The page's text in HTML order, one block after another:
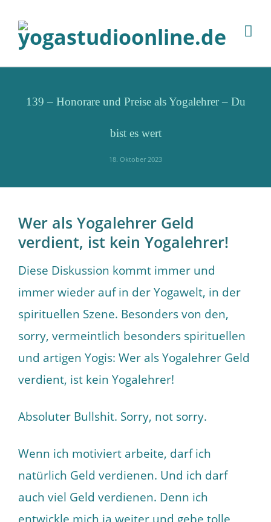
139 – Honorare und Preise als Yogalehrer – Du
bist es wert
18. Oktober 2023
Wer als Yogalehrer Geld
verdient, ist kein Yogalehrer!
Diese Diskussion kommt immer und
immer wieder auf in der Yogawelt, in der
spirituellen Szene. Besonders von den,
sorry, vermeintlich besonders spirituellen
und artigen Yogis: Wer als Yogalehrer Geld
verdient, ist kein Yogalehrer!
Absoluter Bullshit. Sorry, not sorry.
Wenn ich motiviert arbeite, darf ich
natürlich Geld verdienen. Und ich darf
auch viel Geld verdienen. Denn ich
entwickle mich ja weiter und gebe tolle